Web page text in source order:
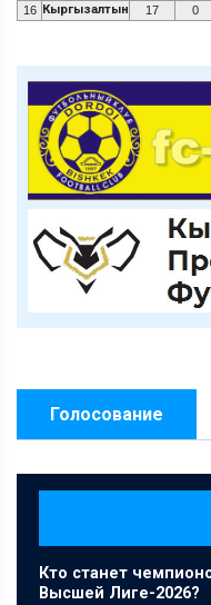
16 Кыргызалтын 17 0
Голосование
Кто станет
Высшей Лиге-2026?